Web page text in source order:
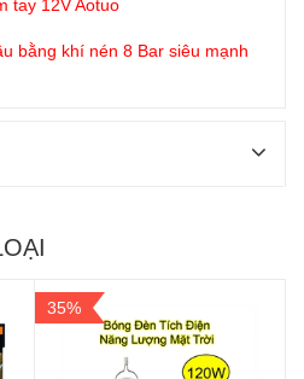
tay 12V Aotuo
bằng khí nén 8 Bar siêu mạnh
35%